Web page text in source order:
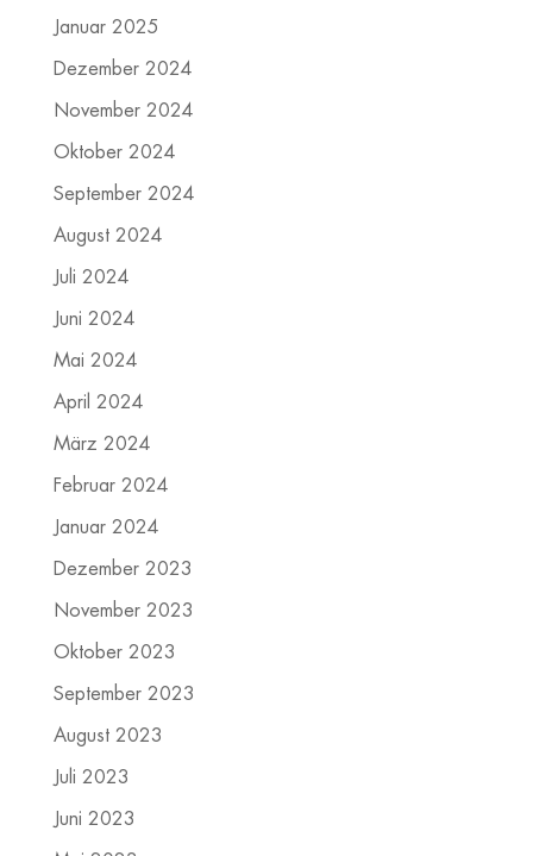
Januar 2025
Dezember 2024
November 2024
Oktober 2024
September 2024
August 2024
Juli 2024
Juni 2024
Mai 2024
April 2024
März 2024
Februar 2024
Januar 2024
Dezember 2023
November 2023
Oktober 2023
September 2023
August 2023
Juli 2023
Juni 2023